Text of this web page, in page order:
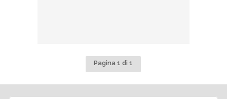
Pagina 1 di 1